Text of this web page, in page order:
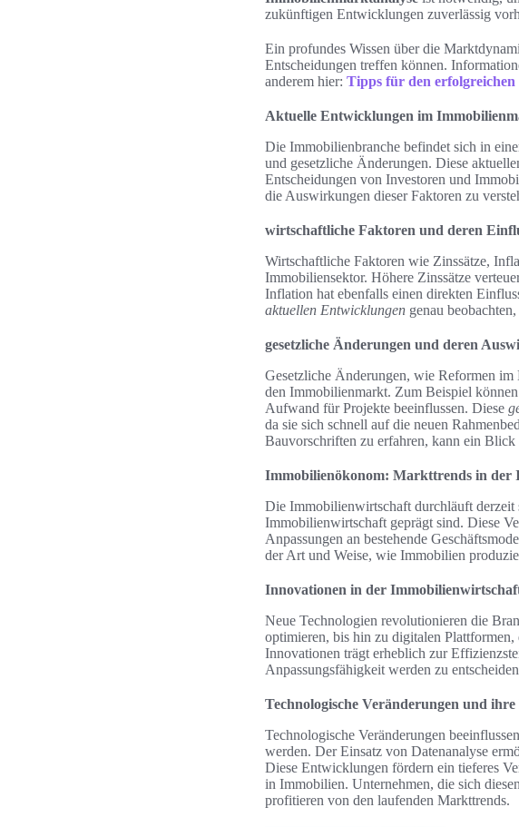
zukünftigen Entwicklungen zuverlässig
Ein profundes Wissen über die
Entscheidungen treffen können.
anderem hier: Tipps für den
Aktuelle Entwicklungen im
Die Immobilienbranche befindet sich in
und gesetzliche Änderungen. Diese
Entscheidungen von Investoren und
die Auswirkungen dieser Faktoren zu
wirtschaftliche Faktoren und deren
Wirtschaftliche Faktoren wie Zinssätze,
Immobiliensektor. Höhere Zinssätze
Inflation hat ebenfalls einen direkten
aktuellen Entwicklungen genau
gesetzliche Änderungen und deren
Gesetzliche Änderungen, wie Reformen
den Immobilienmarkt. Zum Beispiel
Aufwand für Projekte beeinflussen. Diese
da sie sich schnell auf die neuen
Bauvorschriften zu erfahren, kann ein Blick
Immobilienökonom: Markttrends in der
Die Immobilienwirtschaft durchläuft
Immobilienwirtschaft geprägt sind. Diese
Anpassungen an bestehende
der Art und Weise, wie Immobilien
Innovationen in der
Neue Technologien revolutionieren die
optimieren, bis hin zu digitalen
Innovationen trägt erheblich zur
Anpassungsfähigkeit werden zu
Technologische Veränderungen und
Technologische Veränderungen
werden. Der Einsatz von Datenanalyse
Diese Entwicklungen fördern ein tieferes
in Immobilien. Unternehmen, die sich
profitieren von den laufenden Markttrends.